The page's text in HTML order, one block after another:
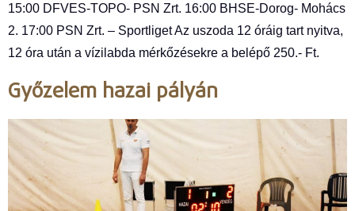
15:00 DFVES-TOPO- PSN Zrt. 16:00 BHSE-Dorog- Mohács
2. 17:00 PSN Zrt. – Sportliget Az uszoda 12 óráig tart nyitva,
12 óra után a vízilabda mérkőzésekre a belépő 250.- Ft.
Győzelem hazai pályán